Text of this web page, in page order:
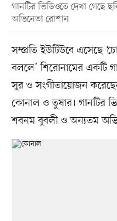
গানটির ভিডিওতে দেখা গেছে
অভিনেতা রোশান
সম্প্রতি ইউটিউবে এসেছে
বললে’ শিরোনামের একটি
সুর ও সংগীতায়োজন
কোনাল ও তুষার। গানটির
শবনম বুবলী ও অন্যতম